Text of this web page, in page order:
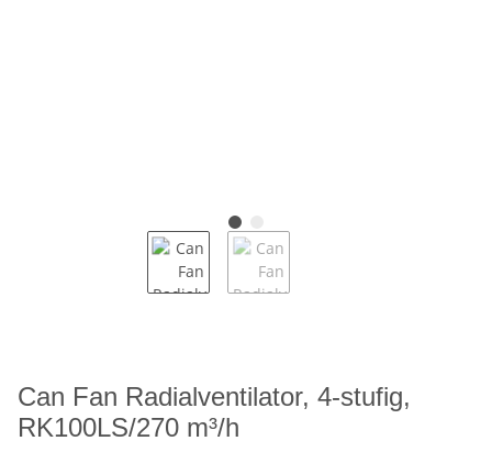
Can Fan Radialventilator, 4-stufig,
RK100LS/270 m³/h